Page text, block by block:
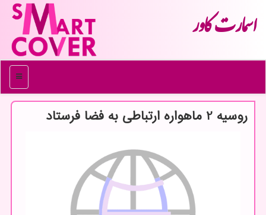
اسمارت كاور
منو
روسیه 2 ماهواره ارتباطی به فضا فرستاد